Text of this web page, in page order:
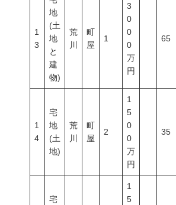
1
3
地
(土
地
と
建
物)
荒
川
町
屋
1
3
0
0
0
万
円
65
1
4
宅
地
(土
地)
荒
川
町
屋
2
1
5
0
0
万
円
35
宅
1
5